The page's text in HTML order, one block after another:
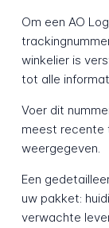
Om een AO
winkelier is
tot alle
Voer dit
meest recente
weergegeven.
Een
uw pakket:
verwachte